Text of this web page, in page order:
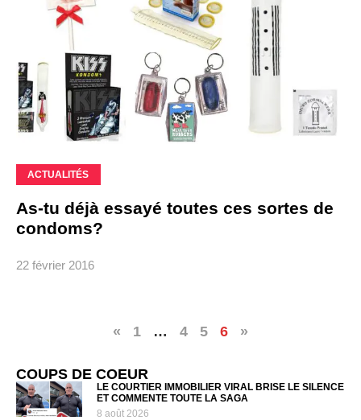
ACTUALITÉS
As-tu déjà essayé toutes ces sortes de
condoms?
22 février 2016
« 1 … 4 5 6 »
COUPS DE COEUR
LE COURTIER IMMOBILIER VIRAL BRISE LE SILENCE
ET COMMENTE TOUTE LA SAGA
8 août 2026